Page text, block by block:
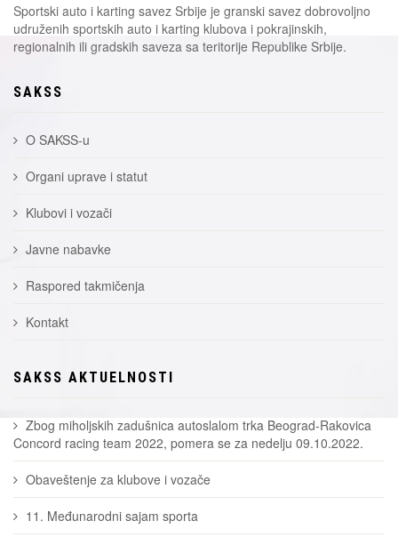
Sportski auto i karting savez Srbije je granski savez dobrovoljno
udruženih sportskih auto i karting klubova i pokrajinskih,
regionalnih ili gradskih saveza sa teritorije Republike Srbije.
SAKSS
O SAKSS-u
Organi uprave i statut
Klubovi i vozači
Javne nabavke
Raspored takmičenja
Kontakt
SAKSS AKTUELNOSTI
Zbog miholjskih zadušnica autoslalom trka Beograd-Rakovica
Concord racing team 2022, pomera se za nedelju 09.10.2022.
Obaveštenje za klubove i vozače
11. Međunarodni sajam sporta